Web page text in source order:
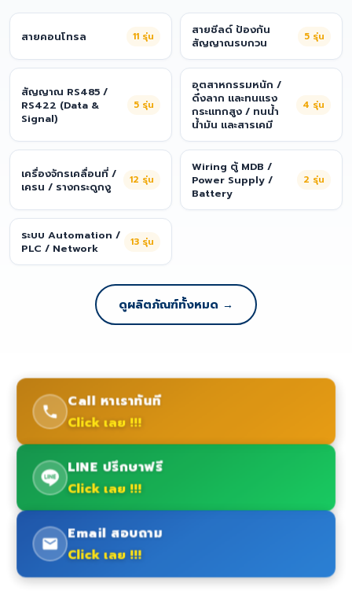
สายคอนโทรล 11 รุ่น
สายชีลด์ ป้องกัน
สัญญาณรบกวน
5 รุ่น
สัญญาณ RS485 /
RS422 (Data &
Signal)
5 รุ่น
อุตสาหกรรมหนัก /
ดึงลาก และทนแรง
กระแทกสูง / ทนน้ำ
น้ำมัน และสารเคมี
4 รุ่น
เครื่องจักรเคลื่อนที่ /
เครน / รางกระดูกงู
12 รุ่น
Wiring ตู้ MDB /
Power Supply /
Battery
2 รุ่น
ระบบ Automation /
PLC / Network
13 รุ่น
ดูผลิตภัณฑ์ทั้งหมด →
Call หาเราทันที
Click เลย !!!
LINE ปรึกษาฟรี
Click เลย !!!
Email สอบถาม
Click เลย !!!